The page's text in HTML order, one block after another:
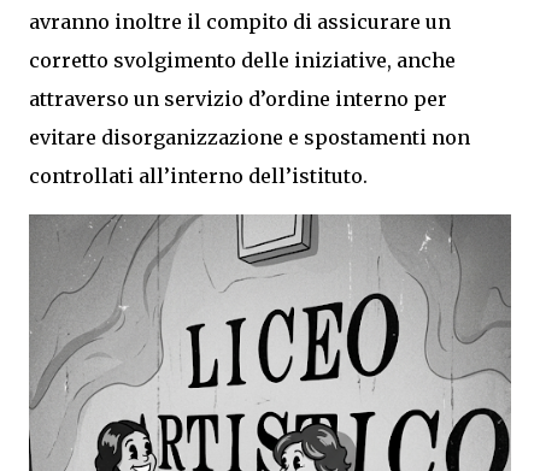
avranno inoltre il compito di assicurare un
corretto svolgimento delle iniziative, anche
attraverso un servizio d’ordine interno per
evitare disorganizzazione e spostamenti non
controllati all’interno dell’istituto.